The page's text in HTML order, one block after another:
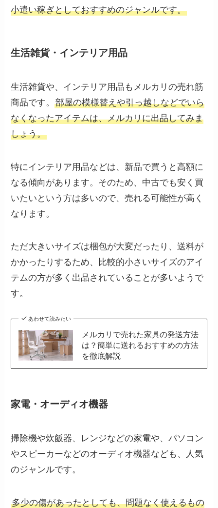
小遣い稼ぎとしておすすめのジャンルです。
生活雑貨・インテリア用品
生活雑貨や、インテリア用品もメルカリの売れ筋
商品です。部屋の模様替えや引っ越しなどでいら
なくなったアイテムは、メルカリに出品してみま
しょう。
特にインテリア用品などは、新品で買うと高額に
なる傾向があります。そのため、中古でも安く買
いたいという方は多いので、売れる可能性が高く
なります。
ただ大きいサイズは梱包が大変だったり、送料が
かかったりするため、比較的小さいサイズのアイ
テムの方が多く出品されていることが多いようで
す。
あわせて読みたい
メルカリで売れた家具の発送方法
は？簡単に送れるおすすめの方法
を徹底解説
家電・オーディオ機器
掃除機や炊飯器、レンジなどの家電や、パソコン
やスピーカーなどのオーディオ機器なども、人気
のジャンルです。
多少の傷があったとしても、問題なく使えるもの